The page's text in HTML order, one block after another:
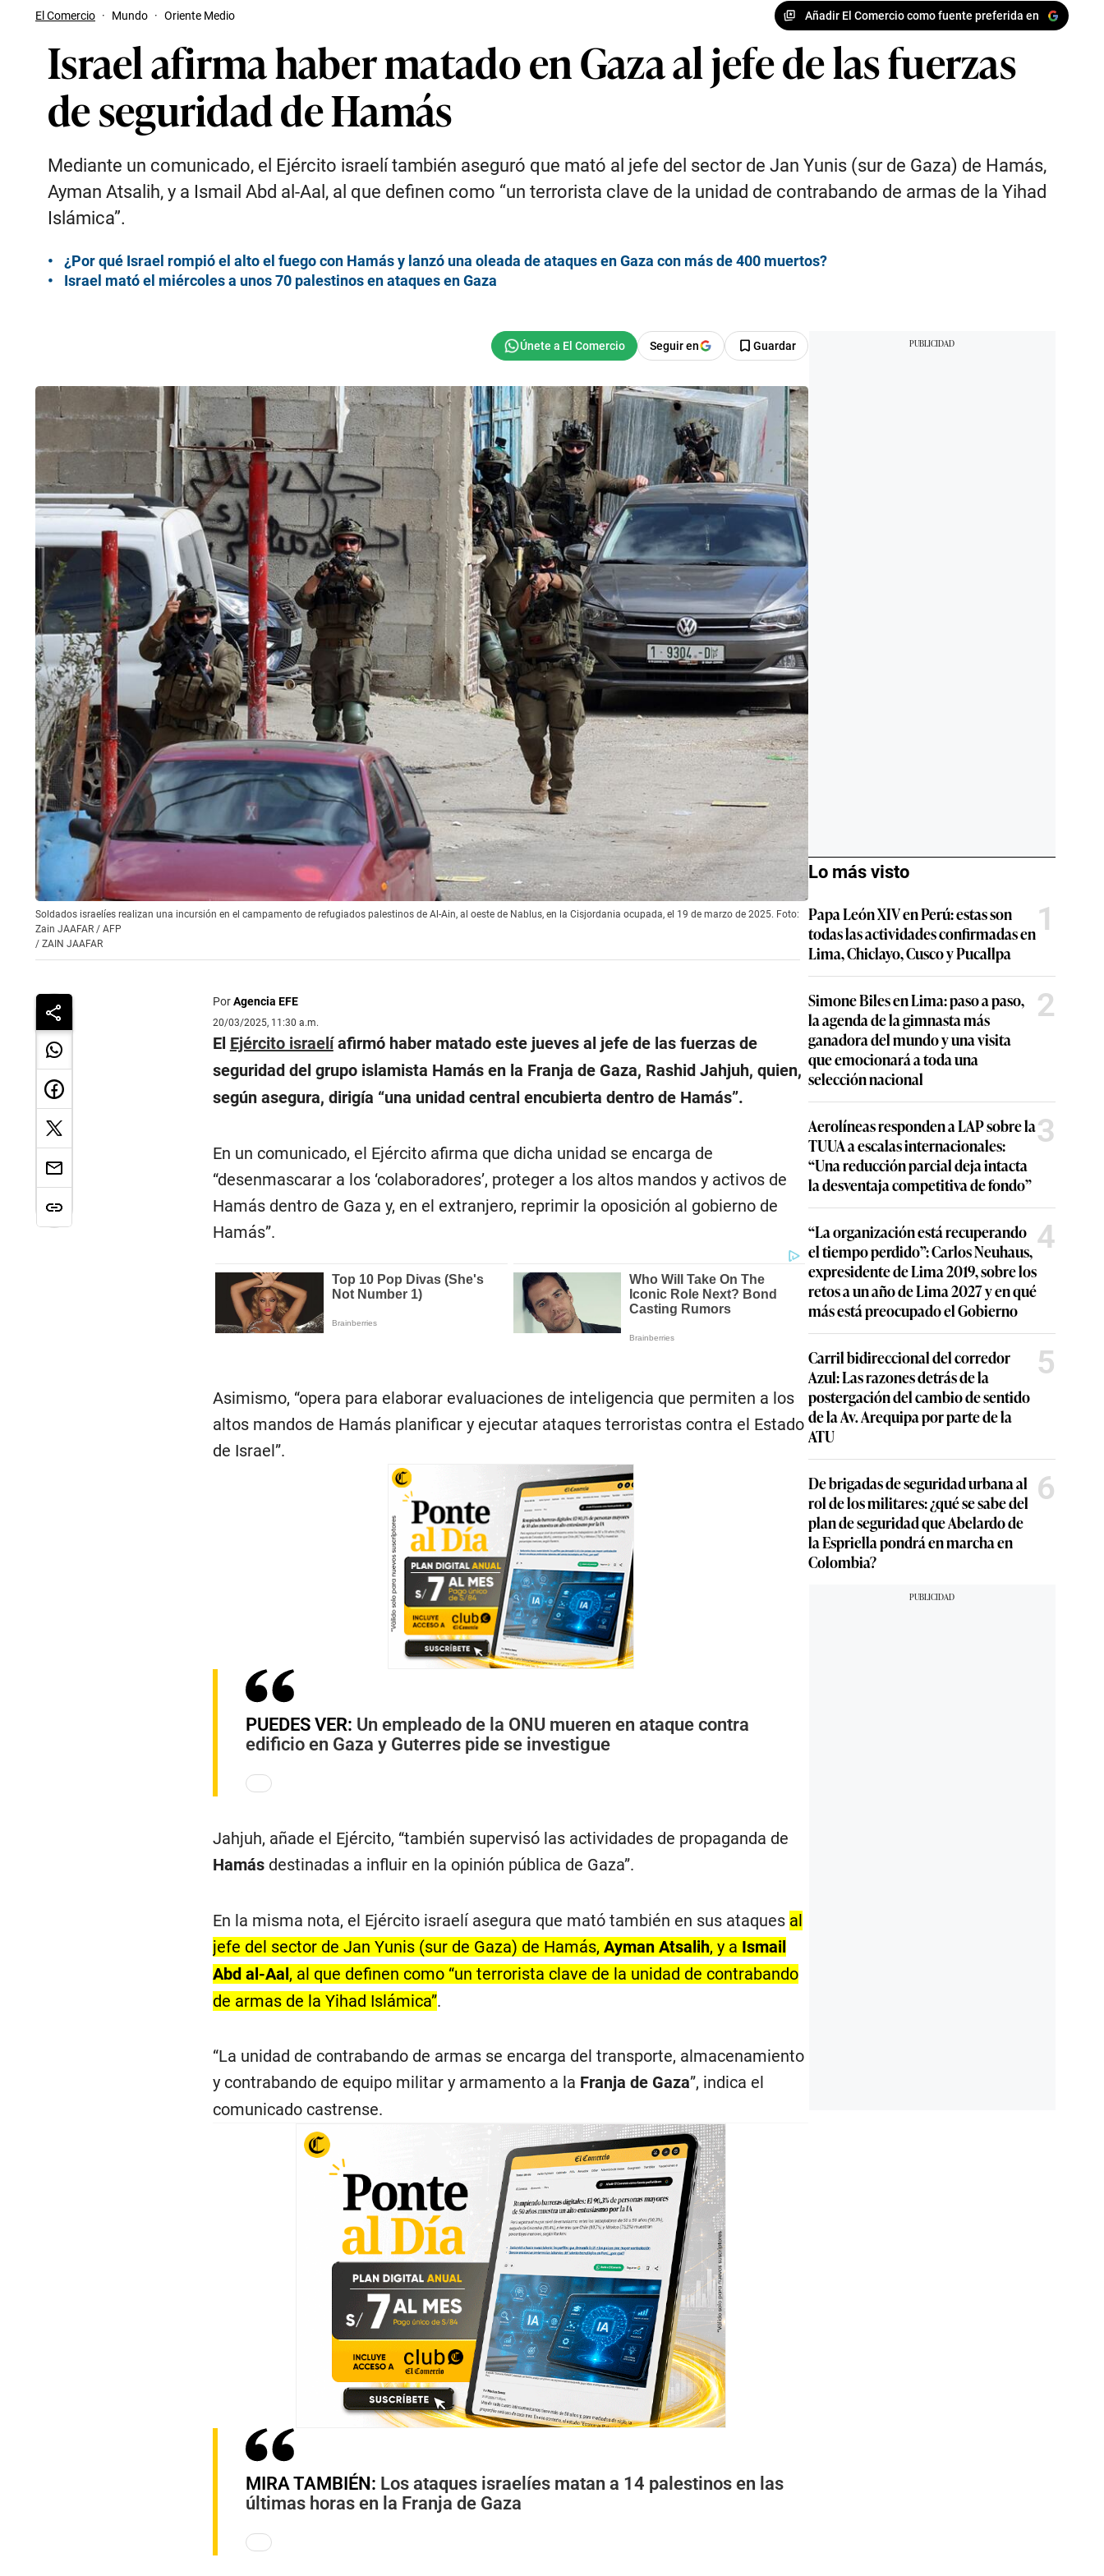
El Comercio · Mundo · Oriente Medio Añadir El Comercio como fuente preferida en
Israel afirma haber matado en Gaza al jefe de las fuerzas
de seguridad de Hamás
Mediante un comunicado, el Ejército israelí también aseguró que mató al jefe del sector de Jan Yunis (sur de Gaza) de Hamás,
Ayman Atsalih, y a Ismail Abd al-Aal, al que definen como “un terrorista clave de la unidad de contrabando de armas de la Yihad
Islámica”.
¿Por qué Israel rompió el alto el fuego con Hamás y lanzó una oleada de ataques en Gaza con más de 400 muertos?
Israel mató el miércoles a unos 70 palestinos en ataques en Gaza
Seguir en Guardar
Soldados israelíes realizan una incursión en el campamento de refugiados palestinos de Al-Ain, al oeste de Nablus, en la Cisjordania ocupada, el 19 de marzo de 2025. Foto:
Zain JAAFAR / AFP
/ ZAIN JAAFAR
PorAgencia EFE
20/03/2025, 11:30 a.m.
El Ejército israelíafirmó haber matado este jueves al jefe de las fuerzas de
seguridad del grupo islamista Hamás en la Franja de Gaza, Rashid Jahjuh, quien,
según asegura, dirigía “una unidad central encubierta dentro de Hamás”.
En un comunicado, el Ejército afirma que dicha unidad se encarga de
“desenmascarar a los ‘colaboradores’, proteger a los altos mandos y activos de
Hamás dentro de Gaza y, en el extranjero, reprimir la oposición al gobierno de
Hamás”.
Asimismo, “opera para elaborar evaluaciones de inteligencia que permiten a los
altos mandos de Hamás planificar y ejecutar ataques terroristas contra el Estado
de Israel”.
PUEDES VER: Un empleado de la ONU mueren en ataque contra
edificio en Gaza y Guterres pide se investigue
Jahjuh, añade el Ejército, “también supervisó las actividades de propaganda de
Hamásdestinadas a influir en la opinión pública de Gaza”.
En la misma nota, el Ejército israelí asegura que mató también en sus ataques al
jefe del sector de Jan Yunis (sur de Gaza) de Hamás, Ayman Atsalih, y a Ismail
Abd al-Aal, al que definen como “un terrorista clave de la unidad de contrabando
de armas de la Yihad Islámica”.
“La unidad de contrabando de armas se encarga del transporte, almacenamiento
y contrabando de equipo militar y armamento a la Franja de Gaza”, indica el
comunicado castrense.
MIRA TAMBIÉN: Los ataques israelíes matan a 14 palestinos en las
últimas horas en la Franja de Gaza
Lo más visto
Papa León XIV en Perú: estas son
todas las actividades confirmadas en
Lima, Chiclayo, Cusco y Pucallpa
1
Simone Biles en Lima: paso a paso,
la agenda de la gimnasta más
ganadora del mundo y una visita
que emocionará a toda una
selección nacional
2
Aerolíneas responden a LAP sobre la
TUUA a escalas internacionales:
“Una reducción parcial deja intacta
la desventaja competitiva de fondo”
3
“La organización está recuperando
el tiempo perdido”: Carlos Neuhaus,
expresidente de Lima 2019, sobre los
retos a un año de Lima 2027 y en qué
más está preocupado el Gobierno
4
Carril bidireccional del corredor
Azul: Las razones detrás de la
postergación del cambio de sentido
de la Av. Arequipa por parte de la
ATU
5
De brigadas de seguridad urbana al
rol de los militares: ¿qué se sabe del
plan de seguridad que Abelardo de
la Espriella pondrá en marcha en
Colombia?
6